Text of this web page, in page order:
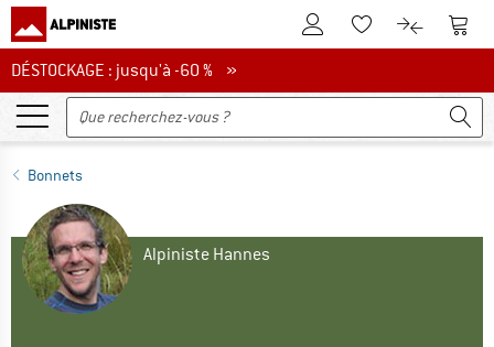
Vers le compte client
Vers la liste
Vers le
DÉSTOCKAGE : jusqu'à -60 %
DÉSTOCKAGE : jusqu'à -60 % »
Bonnets
Alpiniste Hannes